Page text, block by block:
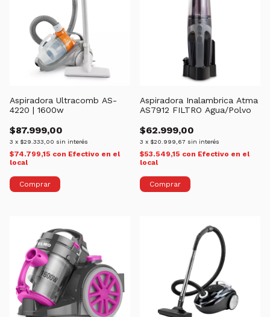
Aspiradora Ultracomb AS-
4220 | 1600w
$87.999,00
3 x $29.333,00 sin interés
$74.799,15 con Efectivo en el
local
Aspiradora Inalambrica Atma
AS7912 FILTRO Agua/Polvo
$62.999,00
3 x $20.999,67 sin interés
$53.549,15 con Efectivo en el
local